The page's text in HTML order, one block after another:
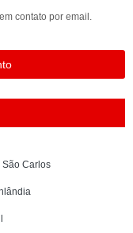
contato por email.
Carlos